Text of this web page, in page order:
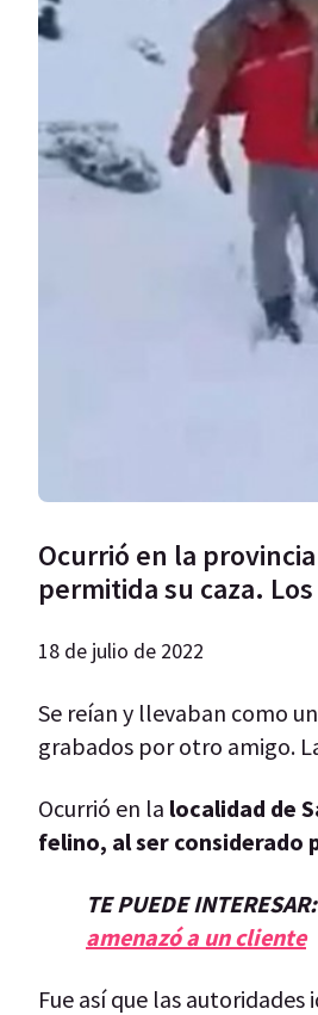
Ocurrió en la
permitida su caza.
18 de julio de 2022
Se reían y llevaban como
grabados por otro amigo.
Ocurrió en la localidad de
felino, al ser
TE PUEDE INTERESAR:
amenazó a un cliente
Fue así que las